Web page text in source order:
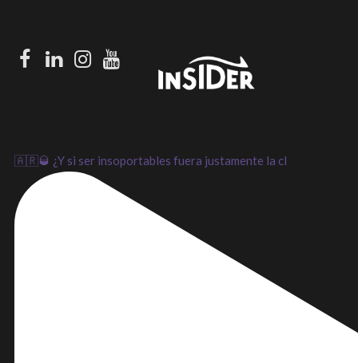
Facebook
LinkedIn
Instagram
Youtube
🇦🇷🥃 ¿Y si ser insoportables fuera justamente la cl